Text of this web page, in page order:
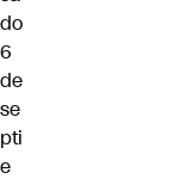
do
6
de
se
pti
e